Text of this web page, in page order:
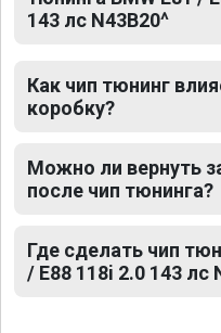
143 лс N43B20^
Как чип тюнинг
коробку?
Можно ли вернуть
после чип тюнинга?
Где сделать чип
/ E88 118i 2.0 143 лс